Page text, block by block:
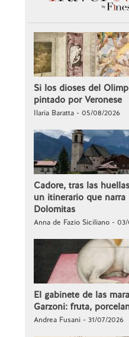
Si los dioses del
pintado por Veronese
Ilaria Baratta - 05/08/2026
Cadore, tras las
un itinerario que
Dolomitas
Anna de Fazio Siciliano -
El gabinete de las
Garzoni: fruta,
Andrea Fusani - 31/07/2026